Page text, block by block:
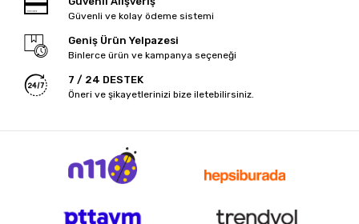
Güvenli ve kolay ödeme sistemi
Geniş Ürün Yelpazesi
Binlerce ürün ve kampanya seçeneği
7 / 24 DESTEK
Öneri ve şikayetlerinizi bize iletebilirsiniz.